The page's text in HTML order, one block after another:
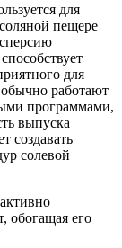
для
пещере
для
работают
программами,
выпуска
создавать
солевой
обогащая его